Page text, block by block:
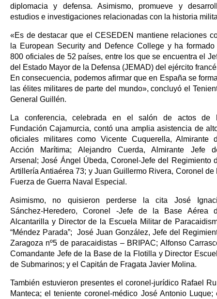
diplomacia y defensa. Asimismo, promueve y
estudios e investigaciones relacionadas con la historia
«Es de destacar que el CESEDEN mantiene relaciones
la European Security and Defence College y ha formado
800 oficiales de 52 países, entre los que se encuentra el
del Estado Mayor de la Defensa (JEMAD) del ejército
En consecuencia, podemos afirmar que en España se
las élites militares de parte del mundo», concluyó el
General Guillén.
La conferencia, celebrada en el salón de actos de
Fundación Cajamurcia, contó una amplia asistencia de
oficiales militares como Vicente Cuquerella, Almirante
Acción Marítima; Alejandro Cuerda, Almirante Jefe
Arsenal; José Ángel Úbeda, Coronel-Jefe del Regimiento
Artillería Antiaérea 73; y Juan Guillermo Rivera, Coronel de
Fuerza de Guerra Naval Especial.
Asimismo, no quisieron perderse la cita José
Sánchez-Heredero, Coronel -Jefe de la Base Aérea
Alcantarilla y Director de la Escuela Militar de
“Méndez Parada”; José Juan González, Jefe del
Zaragoza nº5 de paracaidistas – BRIPAC; Alfonso
Comandante Jefe de la Base de la Flotilla y Director
de Submarinos; y el Capitán de Fragata Javier Molina.
También estuvieron presentes el coronel-jurídico Rafael
Manteca; el teniente coronel-médico José Antonio Luque;